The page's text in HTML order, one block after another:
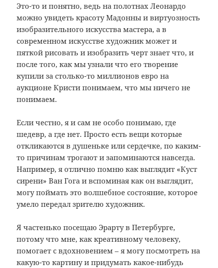
Это-то и понятно, ведь на полотнах Леонардо
можно увидеть красоту Мадонны и виртуозность
изобразительного искусства мастера, а в
современном искусстве художник может и
пяткой рисовать и изобразить черт знает что, и
после того, как мы узнали что его творение
купили за столько-то миллионов евро на
аукционе Кристи понимаем, что мы ничего не
понимаем.
Если честно, я и сам не особо понимаю, где
шедевр, а где нет. Просто есть вещи которые
откликаются в душеньке или сердечке, по каким-
то причинам трогают и запоминаются навсегда.
Например, я отлично помню как выглядит «Куст
сирени» Ван Гога и вспоминая как он выглядит,
могу поймать это волшебное состояние, которое
умело передал зрителю художник.
Я частенько посещаю Эрарту в Петербурге,
потому что мне, как креативному человеку,
помогает с вдохновением – я могу посмотреть на
какую-то картину и придумать какое-нибудь